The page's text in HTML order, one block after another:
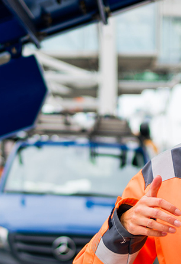
Center der HPA
aller Verkehrsmeldungen